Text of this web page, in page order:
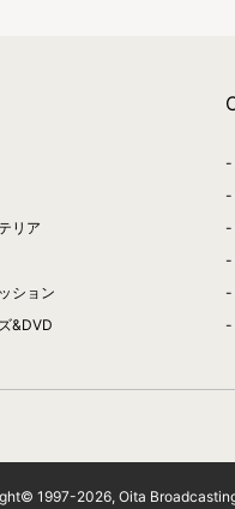
リア
ション
&DVD
1997-2026, Oita